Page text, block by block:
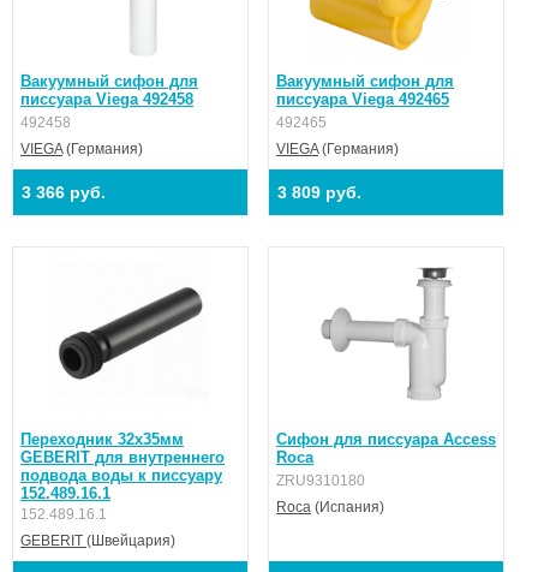
Вакуумный сифон для
писсуара Viega 492458
492458
VIEGA(Германия)
3 366 руб.
Вакуумный сифон для
писсуара Viega 492465
492465
VIEGA(Германия)
3 809 руб.
Переходник 32х35мм
GEBERIT для внутреннего
подвода воды к писсуару
152.489.16.1
152.489.16.1
GEBERIT (Швейцария)
Сифон для писсуара Access
Roca
ZRU9310180
Roca (Испания)